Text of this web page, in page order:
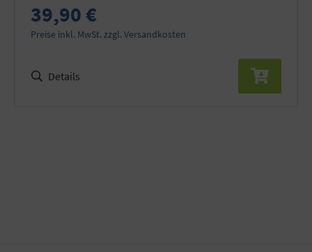
39,90 €
Preise inkl. MwSt. zzgl. Versandkosten
Details